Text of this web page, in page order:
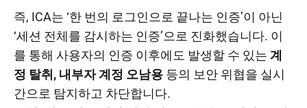
즉, ICA는 ‘한 번의 로그인으로 끝나는 인증’이 아닌
‘세션 전체를 감시하는 인증’으로 진화했습니다. 이
를 통해 사용자의 인증 이후에도 발생할 수 있는 계
정 탈취, 내부자 계정 오남용 등의 보안 위협을 실시
간으로 탐지하고 차단합니다.